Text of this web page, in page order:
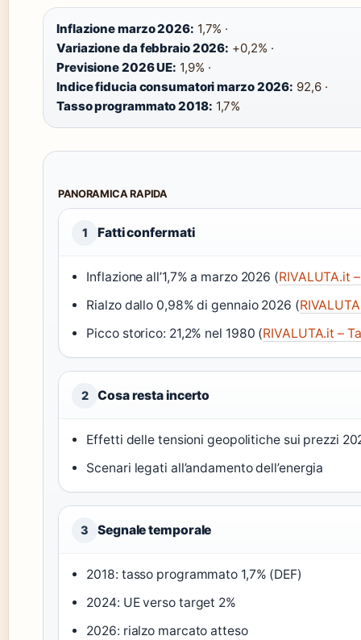
Inflazione marzo 2026: 1,7% ·
Variazione da febbraio 2026: +0,2% ·
Previsione 2026 UE: 1,9% ·
Indice fiducia consumatori marzo 2026: 92,6 ·
Tasso programmato 2018: 1,7%
PANORAMICA RAPIDA
1 Fatti confermati
Inflazione all’1,7% a marzo 2026 (RIVALUTA.it
Rialzo dallo 0,98% di gennaio 2026 (
Picco storico: 21,2% nel 1980 (RIVALUTA.it –
2 Cosa resta incerto
Effetti delle tensioni geopolitiche sui prezzi
Scenari legati all’andamento dell’energia
3 Segnale temporale
2018: tasso programmato 1,7% (DEF)
2024: UE verso target 2%
2026: rialzo marcato atteso